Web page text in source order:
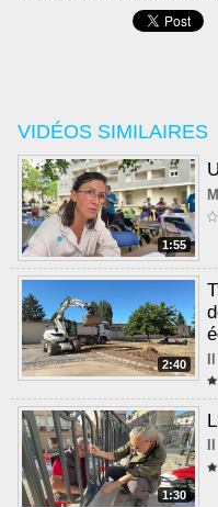
VIDÉOS SIMILAIRES
1:55
2:40
1:30